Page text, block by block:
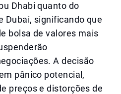
Dhabi quanto do
Dubai, significando que
bolsa de valores mais
A decisão
pânico potencial,
preços e distorções de